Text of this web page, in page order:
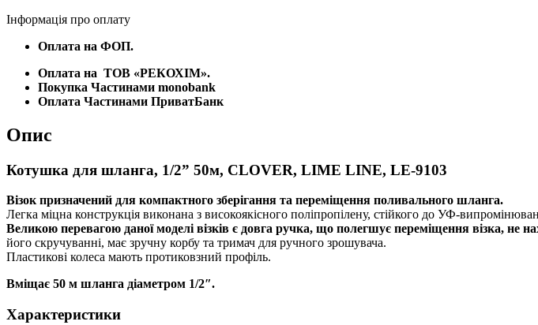
кількість
Інформація про оплату
Оплата на ФОП.
Оплата на ТОВ «РЕКОХІМ».
Покупка Частинами monobank
Оплата Частинами ПриватБанк
Опис
Котушка для шланга, 1/2” 50м, CLOVER, LIME LINE, LE-9103
Візок призначений для компактного зберігання та переміщення поливального шланга.
Легка міцна конструкція виконана з високоякісного поліпропілену, стійкого до УФ-
Великою перевагою даної моделі візків є довга ручка, що полегшує переміщення візка, не
його скручуванні, має зручну корбу та тримач для ручного зрошувача.
Пластикові колеса мають протиковзний профіль.
Вміщає 50 м шланга діаметром 1/2″.
Характеристики